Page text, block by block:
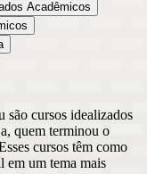
Acadêmicos
são cursos idealizados
quem terminou o
cursos têm como
em um tema mais